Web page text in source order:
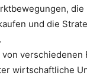
und die
von
wirtschaftliche